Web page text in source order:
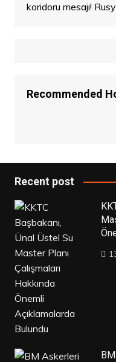
koridoru mesajı!
Recommended
Recent post